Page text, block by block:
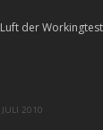
der
JULI 2010